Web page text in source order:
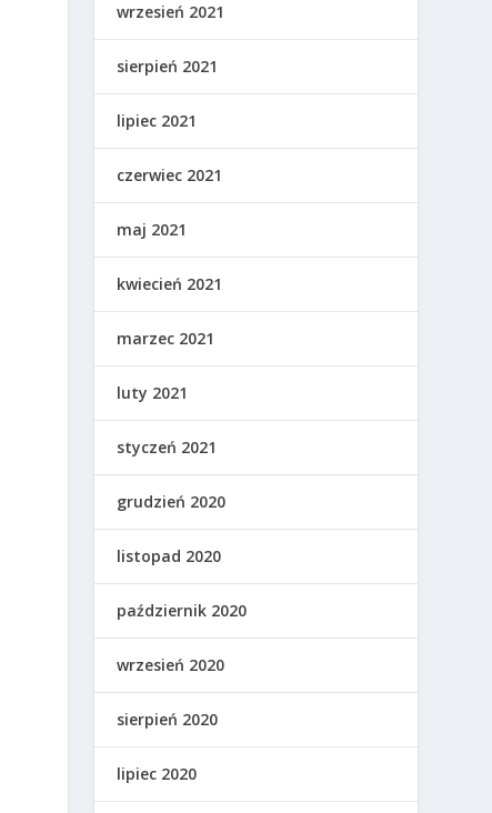
wrzesień 2021
sierpień 2021
lipiec 2021
czerwiec 2021
maj 2021
kwiecień 2021
marzec 2021
luty 2021
styczeń 2021
grudzień 2020
listopad 2020
październik 2020
wrzesień 2020
sierpień 2020
lipiec 2020